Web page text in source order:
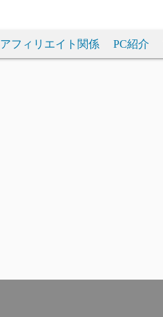
アフィリエイト関係 PC紹介